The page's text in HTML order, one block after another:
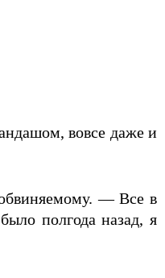
вовсе даже и
— Все в
полгода назад, я